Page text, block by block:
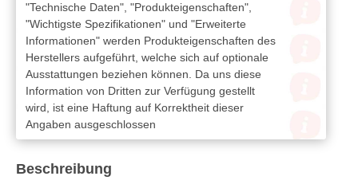
"Technische Daten", "Produkteigenschaften",
"Wichtigste Spezifikationen" und "Erweiterte
Informationen" werden Produkteigenschaften des
Herstellers aufgeführt, welche sich auf optionale
Ausstattungen beziehen können. Da uns diese
Information von Dritten zur Verfügung gestellt
wird, ist eine Haftung auf Korrektheit dieser
Angaben ausgeschlossen
Beschreibung